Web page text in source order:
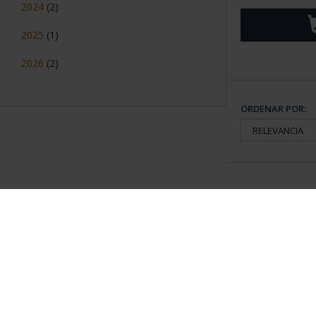
2024 (2)
2025 (1)
2026 (2)
ORDENAR POR: